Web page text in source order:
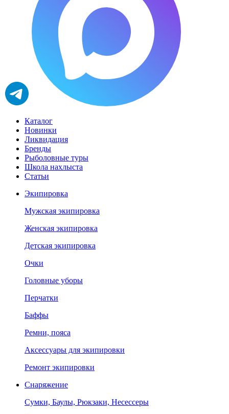
Каталог
Новинки
Ликвидация
Бренды
Рыболовные туры
Школа нахлыста
Статьи
Экипировка
Мужская экипировка
Женская экипировка
Детская экипировка
Очки
Головные уборы
Перчатки
Баффы
Ремни, пояса
Аксессуары для экипировки
Ремонт экипировки
Снаряжение
Сумки, Баулы, Рюкзаки, Несессеры